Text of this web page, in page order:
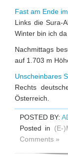
Fast am Ende
Links die Sura-
Winter bin ich da
Nachmittags
auf 1.703 m
Unscheinbares
Rechts
Österreich.
POSTED BY:
Posted in (E-
Comments »